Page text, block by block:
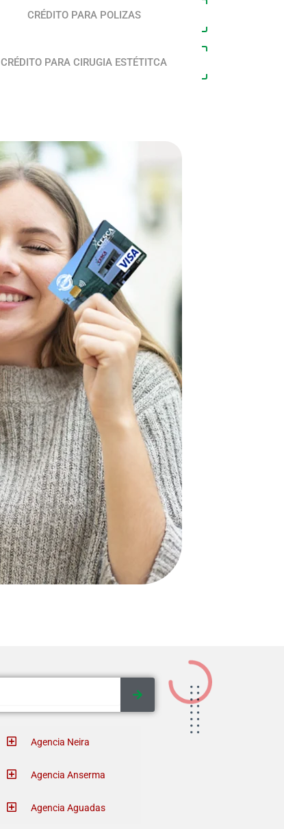
CRÉDITO PARA POLIZAS
CRÉDITO PARA CIRUGIA ESTÉTITCA
Agencia Neira
Agencia Anserma
Agencia Aguadas